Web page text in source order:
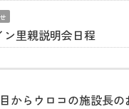
ン里親説明会日程
からウロコの施設長の